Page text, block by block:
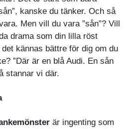
kanske du tänker. Och så
Men vill du vara ”sån”? Vill
drama som din lilla röst
kännas bättre för dig om du
”Där är en blå Audi. En sån
stannar vi där.
är ingenting som